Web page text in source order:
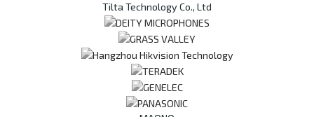
Tilta Technology Co., Ltd